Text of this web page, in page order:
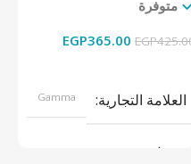
متوفرة
EGP
EGP365.00
العلامة التجارية Gamma
موديل